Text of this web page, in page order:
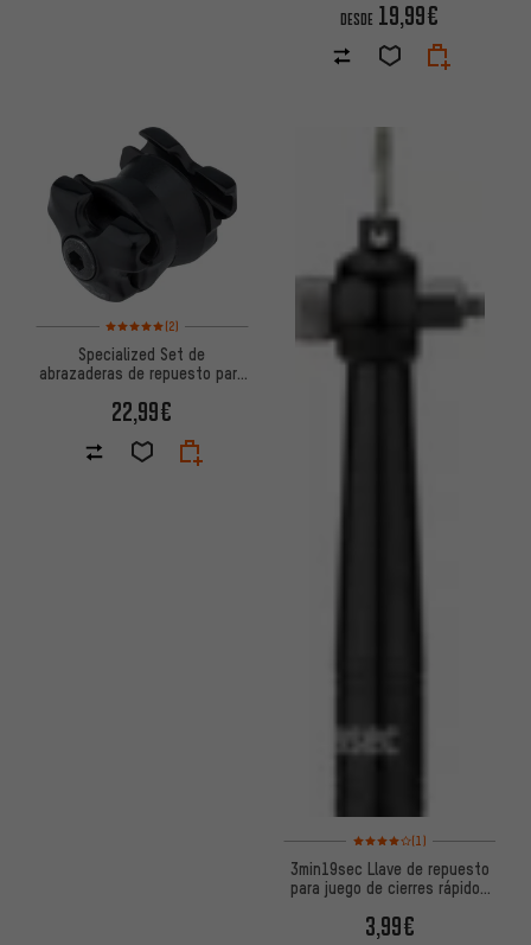
DESDE 19,99€
Valoración media: 5 de 5 basada en 2 reseñas
(2)
Specialized Set de
abrazaderas de repuesto para
22,99€
Valoración media: 4 de 5
(1)
3min19sec Llave de repuesto
para juego de cierres rápidos
3,99€